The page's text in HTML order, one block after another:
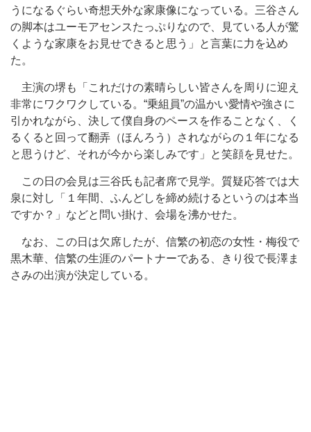
うになるぐらい奇想天外な家康像になっている。三谷さん
の脚本はユーモアセンスたっぷりなので、見ている人が驚
くような家康をお見せできると思う」と言葉に力を込め
た。
主演の堺も「これだけの素晴らしい皆さんを周りに迎え
非常にワクワクしている。“乗組員”の温かい愛情や強さに
引かれながら、決して僕自身のペースを作ることなく、く
るくると回って翻弄（ほんろう）されながらの１年になる
と思うけど、それが今から楽しみです」と笑顔を見せた。
この日の会見は三谷氏も記者席で見学。質疑応答では大
泉に対し「１年間、ふんどしを締め続けるというのは本当
ですか？」などと問い掛け、会場を沸かせた。
なお、この日は欠席したが、信繁の初恋の女性・梅役で
黒木華、信繁の生涯のパートナーである、きり役で長澤ま
さみの出演が決定している。